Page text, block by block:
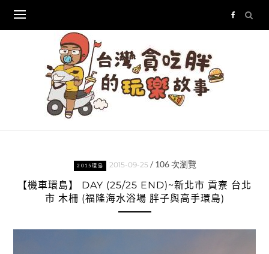
content
2015環島 2015-09-25 / 106次瀏覽
【機車環島】 DAY (25/25 END)~新北市 貢寮 台北
市 木柵 (福隆海水浴場 胖子與高手環島)